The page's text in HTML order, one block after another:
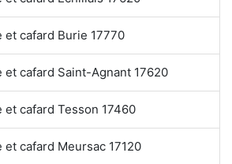
cafard Burie 17770
cafard Saint-Agnant 17620
cafard Tesson 17460
cafard Meursac 17120